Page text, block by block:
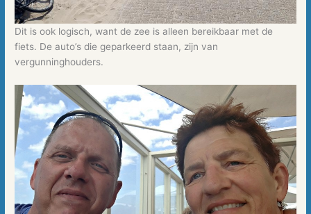
Dit is ook logisch, want de zee is alleen bereikbaar met de
fiets. De auto’s die geparkeerd staan, zijn van
vergunninghouders.